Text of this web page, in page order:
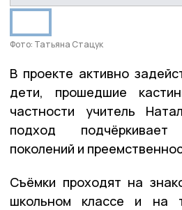
Фото: Татьяна Стацук
В проекте активно
дети, прошедшие
частности учитель
подход
поколений и
Съёмки проходят на
школьном классе и на